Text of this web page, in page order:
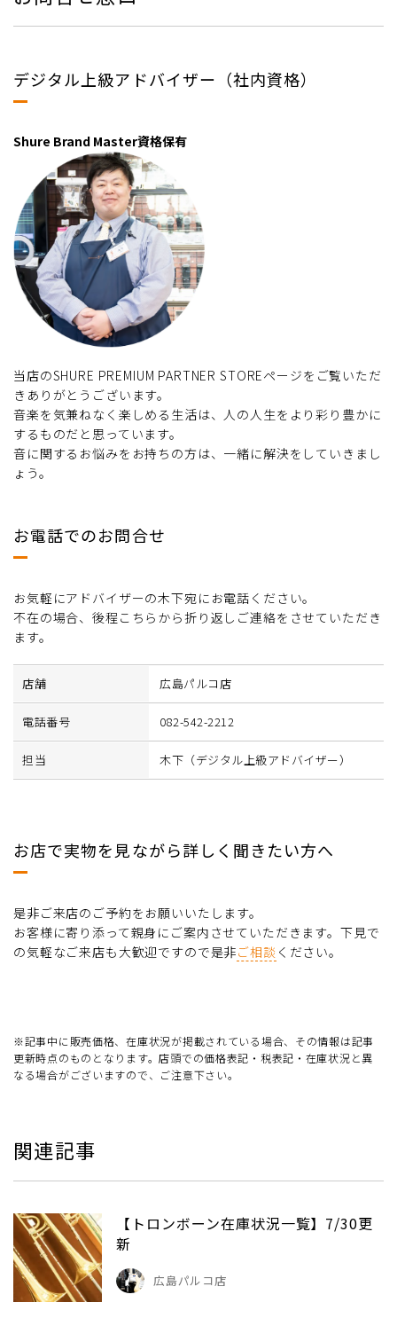
デジタル上級アドバイザー（社内資格）
Shure Brand Master資格保有
当店のSHURE PREMIUM PARTNER STOREページをご覧いただ
きありがとうございます。
音楽を気兼ねなく楽しめる生活は、人の人生をより彩り豊かに
するものだと思っています。
音に関するお悩みをお持ちの方は、一緒に解決をしていきまし
ょう。
お電話でのお問合せ
お気軽にアドバイザーの木下宛にお電話ください。
不在の場合、後程こちらから折り返しご連絡をさせていただき
ます。
店舗 広島パルコ店
電話番号 082-542-2212
担当 木下（デジタル上級アドバイザー）
お店で実物を見ながら詳しく聞きたい方へ
是非ご来店のご予約をお願いいたします。
お客様に寄り添って親身にご案内させていただきます。下見で
の気軽なご来店も大歓迎ですので是非ご相談 ください。
※記事中に販売価格、在庫状況が掲載されている場合、その情報は記事
更新時点のものとなります。店頭での価格表記・税表記・在庫状況と異
なる場合がございますので、ご注意下さい。
関連記事
【トロンボーン在庫状況一覧】7/30更
新
広島パルコ店